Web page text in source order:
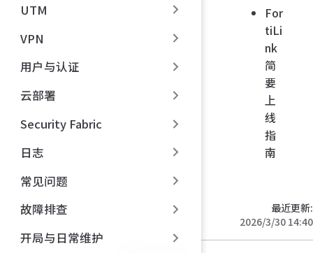
UTM
VPN
用户与认证
云部署
Security Fabric
日志
常见问题
故障排查
开局与日常维护
For
tiLi
nk
简
要
上
线
指
南
最近更新:
2026/3/30 14:40